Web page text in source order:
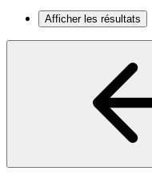
Afficher les résultats